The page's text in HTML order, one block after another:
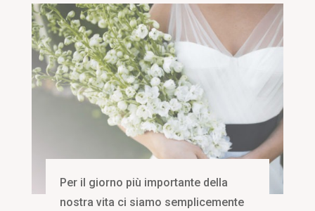
Per il giorno più importante della
nostra vita ci siamo semplicemente